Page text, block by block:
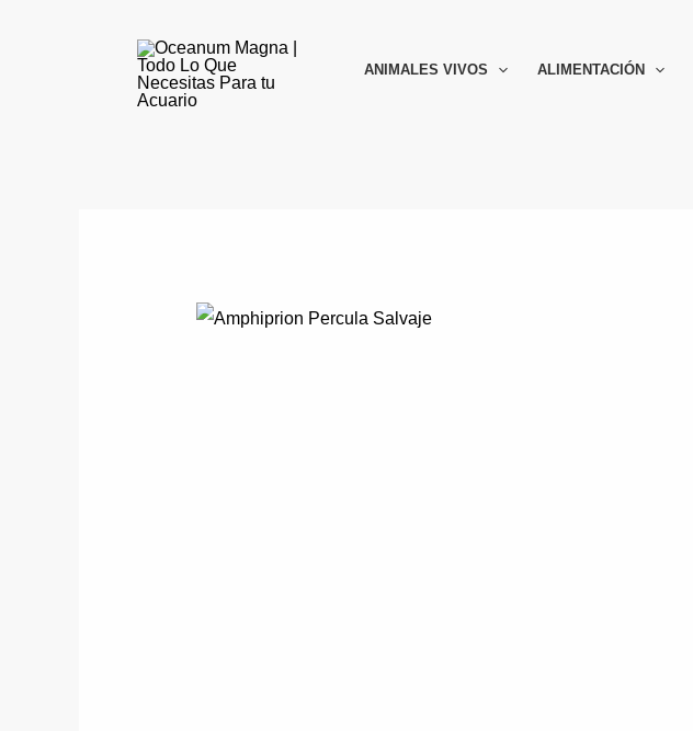
ANIMALES VIVOS ALIMENTACIÓN